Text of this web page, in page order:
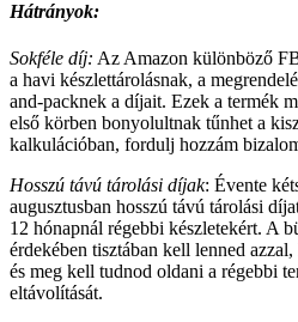
Hátrányok:
Sokféle díj: Az Amazon különböző
a havi készlettárolásnak, a
and-packnek a díjait. Ezek a termék
első körben bonyolultnak tűnhet a
kalkulációban, fordulj hozzám
Hosszú távú tárolási díjak: Évente
augusztusban hosszú távú tárolási
12 hónapnál régebbi készletekért. A
érdekében tisztában kell lenned
és meg kell tudnod oldani a régebbi
eltávolítását.